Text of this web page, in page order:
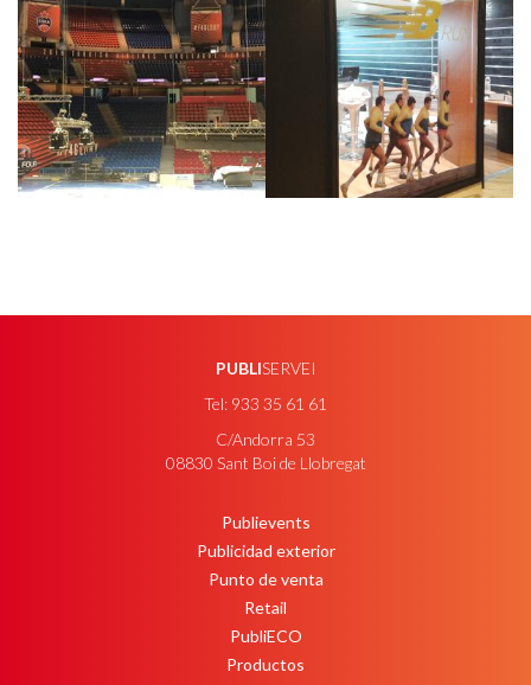
PUBLISERVEI
Tel: 933 35 61 61
C/Andorra 53
08830 Sant Boi de Llobregat
Publievents
Publicidad exterior
Punto de venta
Retail
PubliECO
Productos